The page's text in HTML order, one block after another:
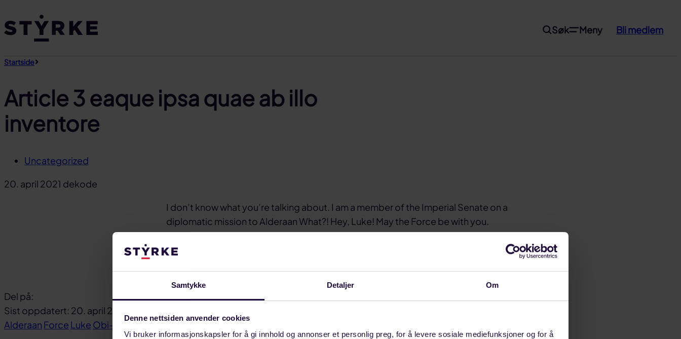
Samtykke Detaljer Om
Denne nettsiden anvender cookies
Vi bruker informasjonskapsler for å gi innhold og annonser et personlig preg, for å levere sosiale mediefunksjoner og for å
til
innhold
Søk Meny Bli medlem
Startside
Article 3 eaque ipsa quae ab illo
inventore
Uncategorized
20. april 2021 dekode
I don’t know what you’re talking about. I am a member of the Imperial Senate on a
diplomatic mission to Alderaan What?! Hey, Luke! May the Force be with you.
Cupiditate non provident, similique sunt in culpa qui officia deserunt mollitia.
Totam rem aperiam. Excepteur sint occaecat cupidatat non proident, sunt in
culpa. Do eiusmod tempor incididunt ut labore et dolore magna aliqua.
Del på:
Del
på
Del
på
Del
link
Sist oppdatert: 20. april 2021
Alderaan Force Luke Obi-WanRebel SenateStar Wars